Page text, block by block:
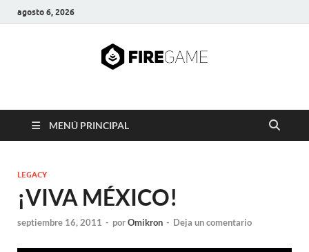
agosto 6, 2026
FIRE GAME
MENÚ PRINCIPAL
LEGACY
¡VIVA MÉXICO!
septiembre 16, 2011 - porOmikron - Deja un comentario